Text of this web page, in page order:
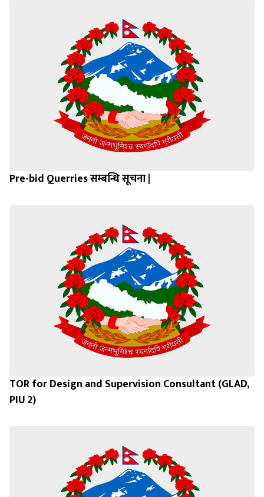
Pre-bid Querries सम्बन्धि सूचना |
TOR for Design and Supervision Consultant (GLAD,
PIU 2)